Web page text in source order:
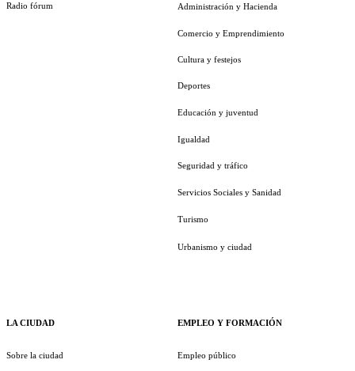
Radio fórum
LA CIUDAD
Sobre la ciudad
Administración y Hacienda
Comercio y Emprendimiento
Cultura y festejos
Deportes
Educación y juventud
Igualdad
Seguridad y tráfico
Servicios Sociales y Sanidad
Turismo
Urbanismo y ciudad
EMPLEO Y FORMACIÓN
Empleo público